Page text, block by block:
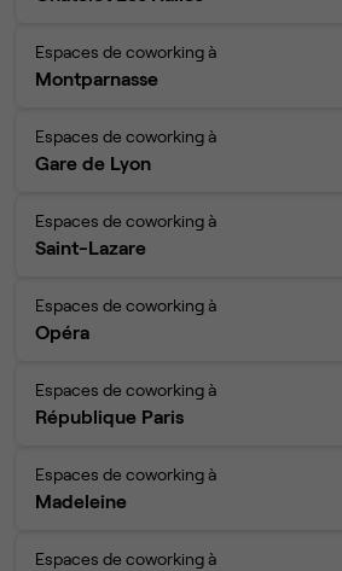
Espaces de coworking à
Montparnasse
Espaces de coworking à
Gare de Lyon
Espaces de coworking à
Saint-Lazare
Espaces de coworking à
Opéra
Espaces de coworking à
République Paris
Espaces de coworking à
Madeleine
Espaces de coworking à